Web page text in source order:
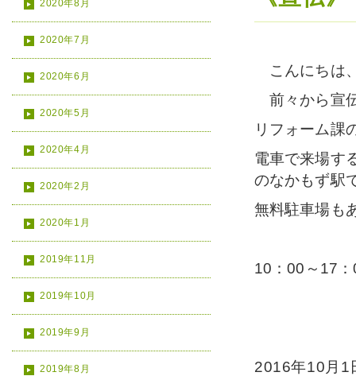
2020年8月
2020年7月
2020年6月
2020年5月
2020年4月
2020年2月
2020年1月
2019年11月
2019年10月
2019年9月
2019年8月
こんにちは
前々から宣
リフォーム課
電車で来場す
のなかもず駅
無料駐車場も
10：00～17
2016年10月